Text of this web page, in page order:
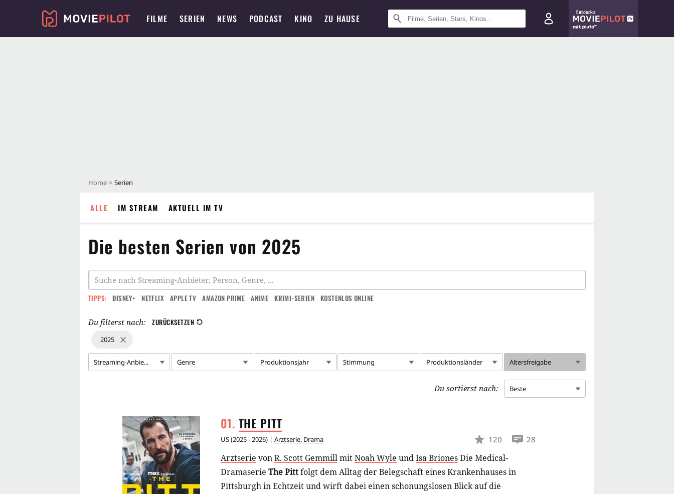
FILME SERIEN NEWS PODCAST KINO ZU HAUSE
Entdecke
Home Serien
ALLE IM STREAM AKTUELL IM TV
Die besten Serien von 2025
TIPPS: DISNEY+ NETFLIX APPLE TV AMAZON PRIME ANIME KRIMI-SERIEN KOSTENLOS ONLINE
Du filterst nach: ZURÜCKSETZEN
2025
Streaming-Anbie... Genre Produktionsjahr Stimmung Produktionsländer Altersfreigabe
Du sortierst nach: Beste
THE PITT
US(2025 - 2026) | Arztserie, Drama 120 28
Arztserie vonR. Scott GemmillmitNoah Wyle undIsa BrionesDie Medical-
Dramaserie The Pittfolgt dem Alltag der Belegschaft eines Krankenhauses in
Pittsburgh in Echtzeit und wirft dabei einen schonungslosen Blick auf die